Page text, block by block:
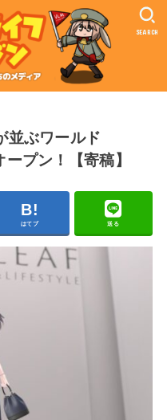
SEARCH
並ぶワールド
プン！【寄稿】
はてブ 送る